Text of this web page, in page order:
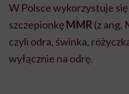
W Polsce wykorzystuje
szczepionkęMMR (z ang.
czyli odra, świnka,
wyłącznie na odrę.